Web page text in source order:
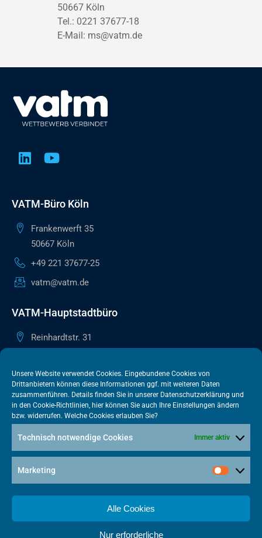
Unsere Website verwendet Cookies. Eingebundene Cookies von
Drittanbietern können diese Informationen ggf. mit weiteren Daten
zusammenführen. Details finden Sie in unserer Datenschutzerklärung und
in den Cookie-Richtlinien, hier können Sie auch Ihre Einstellungen ändern
bzw. widerrufen. Welche Cookies erlauben Sie?
Technisch notwendige Cookies Immer aktiv
Marketing
Alle Cookies
Nur erforderliche
50667 Köln
Tel.: 0221 37677-18
E-Mail: ms@vatm.de
VATM-Büro Köln
Frankenwerft 35
50667 Köln
+49 221 37677-25
vatm@vatm.de
VATM-Hauptstadtbüro
Reinhardtstr. 31
+49 30 505615-38
berlin@vatm.de
VATM-Büro Brüssel